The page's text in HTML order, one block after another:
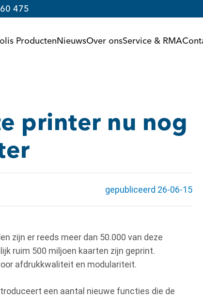
475
ProductenNieuwsOver onsService & RMA
printer nu nog
gepubliceerd 26-06-15
zijn er reeds meer dan 50.000 van deze
ruim 500 miljoen kaarten zijn geprint.
afdrukkwaliteit en modulariteit.
een aantal nieuwe functies die de